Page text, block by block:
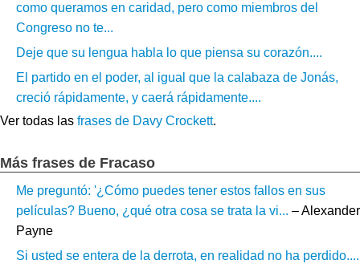
como queramos en caridad, pero como miembros del
Congreso no te...
Deje que su lengua habla lo que piensa su corazón....
El partido en el poder, al igual que la calabaza de Jonás,
creció rápidamente, y caerá rápidamente....
Ver todas las frases de Davy Crockett.
Más frases de Fracaso
Me preguntó: '¿Cómo puedes tener estos fallos en sus
películas? Bueno, ¿qué otra cosa se trata la vi... – Alexander
Payne
Si usted se entera de la derrota, en realidad no ha perdido....